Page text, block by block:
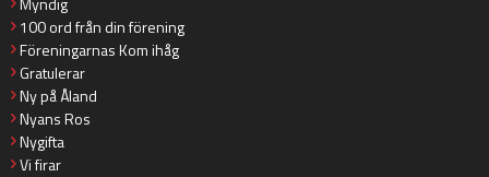
100 ord från din förening
Föreningarnas Kom ihåg
Gratulerar
Ny på Åland
Nyans Ros
Nygifta
Vi firar